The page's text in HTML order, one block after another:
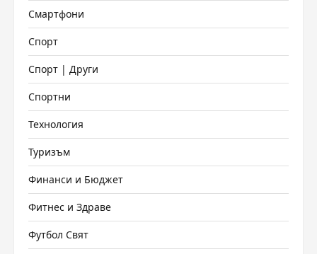
Смартфони
Спорт
Спорт | Други
Спортни
Технология
Туризъм
Финанси и Бюджет
Фитнес и Здраве
Футбол Свят